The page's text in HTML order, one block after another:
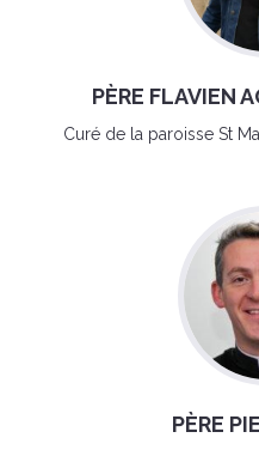
PÈRE FLAVIEN
Curé de la paroisse St
PÈRE